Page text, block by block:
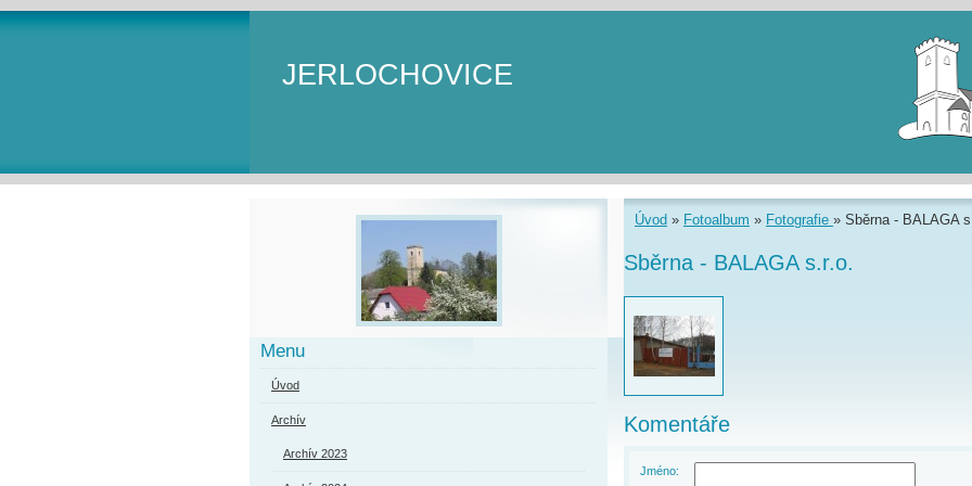
JERLOCHOVICE
Úvod » Fotoalbum » Fotografie » Sběrna - BALAGA
Sběrna - BALAGA s.r.o.
Komentáře
Jméno:
Menu
Úvod
Archív
Archív 2023